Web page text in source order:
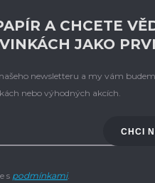
A CHCETE
JAKO
newsletteru a my vám
nebo výhodných akcích.
CHCI
s podmínkami.